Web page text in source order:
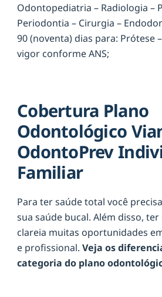
Odontopediatria – Radiologia –
Periodontia – Cirurgia –
90 (noventa) dias para: Prótese
vigor conforme ANS;
Cobertura Plano
Odontológico
OdontoPrev
Familiar
Para ter saúde total você
sua saúde bucal. Além disso,
clareia muitas oportunidades
e profissional. Veja os
categoria do plano